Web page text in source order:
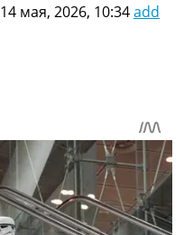
14 мая, 2026, 10:34add